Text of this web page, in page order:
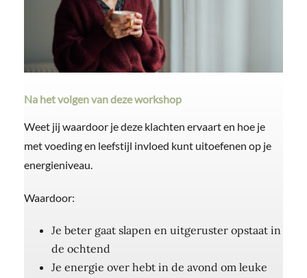
Na het volgen van deze workshop
Weet jij waardoor je deze klachten ervaart en hoe je
met voeding en leefstijl invloed kunt uitoefenen op je
energieniveau.
Waardoor:
Je beter gaat slapen en uitgeruster opstaat in
de ochtend
Je energie over hebt in de avond om leuke